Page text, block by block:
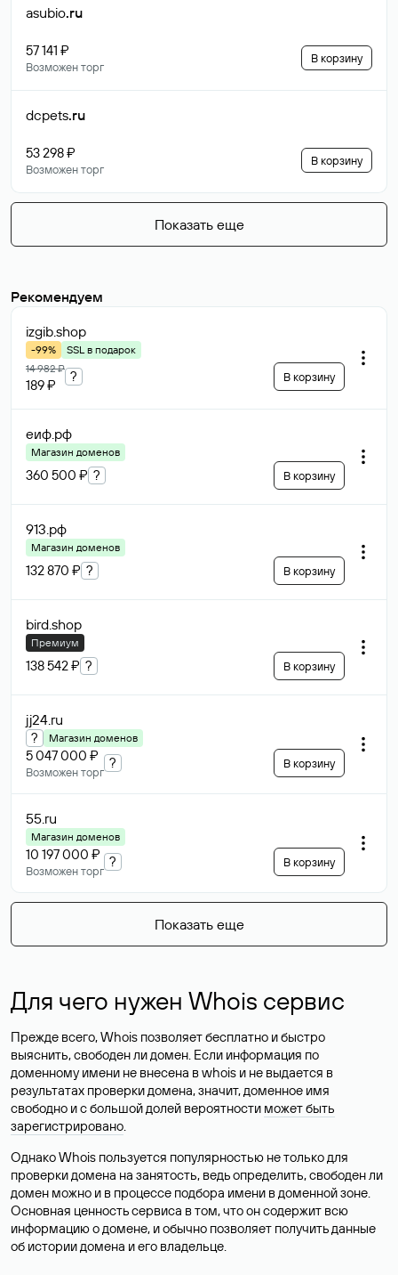
asubio.ru
57 141 ₽
Возможен торг
В корзину
dcpets.ru
53 298 ₽
Возможен торг
В корзину
Показать еще
Рекомендуем
izgib.shop
-99%
SSL в подарок
14 982 ₽
189 ₽
? В корзину
еиф.рф
Магазин доменов
360 500 ₽ ? В корзину
913.рф
Магазин доменов
132 870 ₽ ? В корзину
bird.shop
Премиум
138 542 ₽ ? В корзину
jj24.ru
? Магазин доменов
5 047 000 ₽
Возможен торг
? В корзину
55.ru
Магазин доменов
10 197 000 ₽
Возможен торг
? В корзину
Показать еще
Для чего нужен Whois сервис
Прежде всего, Whois позволяет бесплатно и быстро
выяснить, свободен ли домен. Если информация по
доменному имени не внесена в whois и не выдается в
результатах проверки домена, значит, доменное имя
свободно и с большой долей вероятности может быть
зарегистрировано.
Однако Whois пользуется популярностью не только для
проверки домена на занятость, ведь определить, свободен ли
домен можно и в процессе подбора имени в доменной зоне.
Основная ценность сервиса в том, что он содержит всю
информацию о домене, и обычно позволяет получить данные
об истории домена и его владельце.